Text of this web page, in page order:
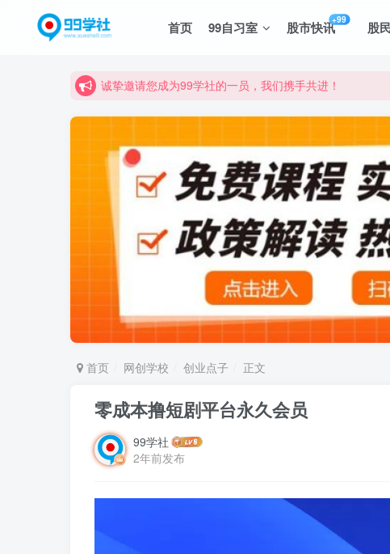
首页 99自习室 股市快讯+99 股
诚挚邀请您成为99学社的一员，我们携手共进！
诚挚邀请您成为99学社的一员，我们携手共进！
学习路上不孤独，99学社与你同行！分享全网优质VIP资
首页 网创学校 创业点子 正文
零成本撸短剧平台永久会员
99学社
2年前发布